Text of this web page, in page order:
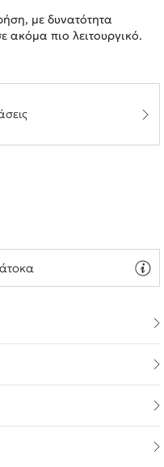
με δυνατότητα
ακόμα πιο λειτουργικό.